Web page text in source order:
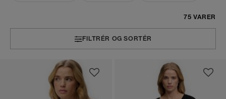
75 VARER
FILTRÉR OG SORTÉR